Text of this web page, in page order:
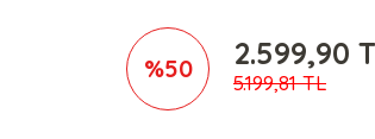
%50 2.599,90
5.199,81 TL